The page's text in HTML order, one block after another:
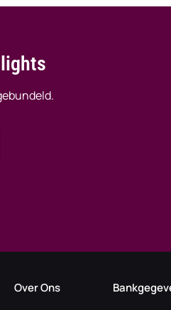
Over Ons